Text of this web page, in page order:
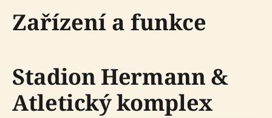
Zařízení a funkce
Stadion Hermann &
Atletický komplex